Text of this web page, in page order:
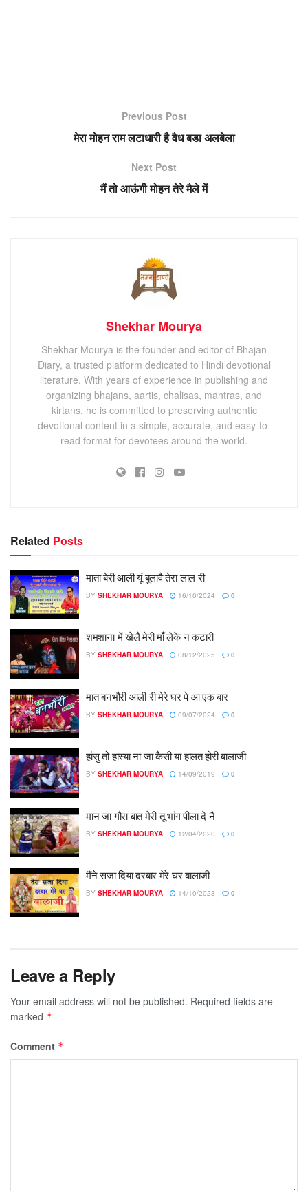
Previous Post
मेरा मोहन राम लटाधारी है वैध बडा अलबेला
Next Post
मैं तो आऊंगी मोहन तेरे मैले में
Shekhar Mourya
Shekhar Mourya is the founder and editor of Bhajan
Diary, a trusted platform dedicated to Hindi devotional
literature. With years of experience in publishing and
organizing bhajans, aartis, chalisas, mantras, and
kirtans, he is committed to preserving authentic
devotional content in a simple, accurate, and easy-to-
read format for devotees around the world.
Related Posts
माता बेरी आली यूं बुलावै तेरा लाल री
BY SHEKHAR MOURYA 16/10/2024 0
शमशाना में खेलै मेरी माँ लेके न कटारी
BY SHEKHAR MOURYA 08/12/2025 0
मात बनभौरी आली री मेरे घर पे आ एक बार
BY SHEKHAR MOURYA 09/07/2024 0
हांसु तो हास्या ना जा कैसी या हालत होरी बालाजी
BY SHEKHAR MOURYA 14/09/2019 0
मान जा गौरा बात मेरी तू भांग पीला दे नै
BY SHEKHAR MOURYA 12/04/2020 0
मैंने सजा दिया दरबार मेरे घर बालाजी
BY SHEKHAR MOURYA 14/10/2023 0
Leave a Reply
Your email address will not be published. Required fields are
marked *
Comment *